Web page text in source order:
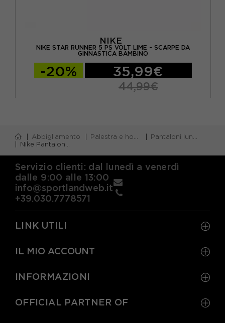
NIKE
NIKE STAR RUNNER 5 PS VOLT LIME - SCARPE DA
GINNASTICA BAMBINO
-20% 35,99€
44,99€
Abbigliamento Palestra e home gym
Pantaloni lunghi palestra
Nike Pantaloni Con Polsino Tech Fleece Camouflage Bambino
Servizio clienti: dal lunedì a venerdì
dalle 9:00 alle 13:00
info@sportlandweb.it
+39.030.7778571
LINK UTILI
IL MIO ACCOUNT
INFORMAZIONI
OFFICIAL PARTNER OF